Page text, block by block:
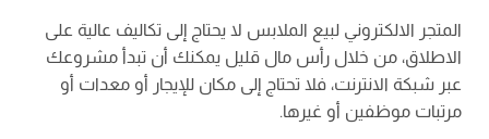
المتجر الالكتروني لبيع الملابس لا يحتاج إلى تكاليف عالية على
الاطلاق، من خلال رأس مال قليل يمكنك أن تبدأ مشروعك
عبر شبكة الانترنت، فلا تحتاج إلى مكان للإيجار أو معدات أو
مرتبات موظفين أو غيرها.